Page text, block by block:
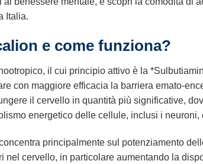
Italia.
e come funziona?
il cui principio attivo è la
con maggiore efficacia la barriera emato-
il cervello in quantità più significative,
energetico delle cellule, inclusi i
principalmente sul potenziamento
nel cervello, in particolare aumentando la